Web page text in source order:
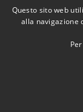
Questo sito web
alla navigazione